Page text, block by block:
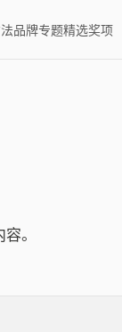
品牌专题精选奖项
。